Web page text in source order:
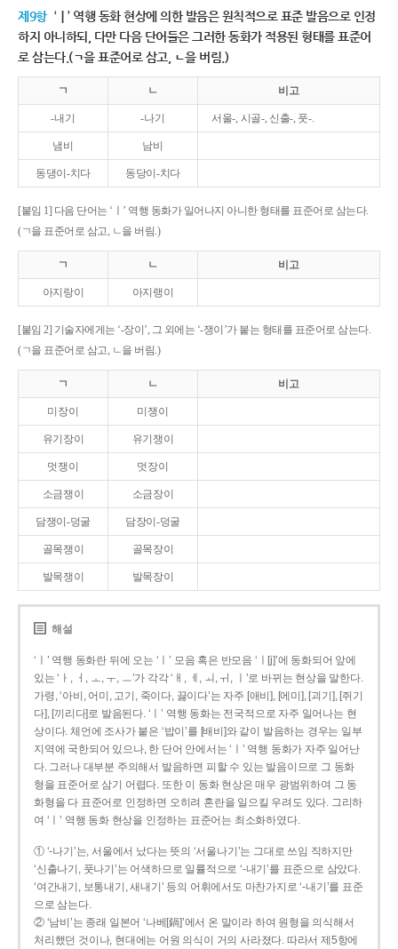
제9항 ‘ㅣ’ 역행 동화 현상에 의한 발음은 원칙적으로 표준 발음으로 인정
하지 아니하되, 다만 다음 단어들은 그러한 동화가 적용된 형태를 표준어
로 삼는다.(ㄱ을 표준어로 삼고, ㄴ을 버림.)
ㄱ ㄴ 비고
-내기 -나기 서울-, 시골-, 신출-, 풋-.
냄비 남비
동댕이-치다 동당이-치다
[붙임 1] 다음 단어는 ‘ㅣ’ 역행 동화가 일어나지 아니한 형태를 표준어로 삼는다.
(ㄱ을 표준어로 삼고, ㄴ을 버림.)
ㄱ ㄴ 비고
아지랑이 아지랭이
[붙임 2] 기술자에게는 ‘-장이’, 그 외에는 ‘-쟁이’가 붙는 형태를 표준어로 삼는다.
(ㄱ을 표준어로 삼고, ㄴ을 버림.)
ㄱ ㄴ 비고
미장이 미쟁이
유기장이 유기쟁이
멋쟁이 멋장이
소금쟁이 소금장이
담쟁이-덩굴 담장이-덩굴
골목쟁이 골목장이
발목쟁이 발목장이
해설
‘ㅣ’ 역행 동화란 뒤에 오는 ‘ㅣ’ 모음 혹은 반모음 ‘ㅣ[j]’에 동화되어 앞에
있는 ‘ㅏ, ㅓ, ㅗ, ㅜ, ㅡ’가 각각 ‘ㅐ, ㅔ, ㅚ, ㅟ, ㅣ’로 바뀌는 현상을 말한다.
가령, ‘아비, 어미, 고기, 죽이다, 끓이다’는 자주 [애비], [에미], [괴기], [쥐기
다], [끼리다]로 발음된다. ‘ㅣ’ 역행 동화는 전국적으로 자주 일어나는 현
상이다. 체언에 조사가 붙은 ‘밥이’를 [배비]와 같이 발음하는 경우는 일부
지역에 국한되어 있으나, 한 단어 안에서는 ‘ㅣ’ 역행 동화가 자주 일어난
다. 그러나 대부분 주의해서 발음하면 피할 수 있는 발음이므로 그 동화
형을 표준어로 삼기 어렵다. 또한 이 동화 현상은 매우 광범위하여 그 동
화형을 다 표준어로 인정하면 오히려 혼란을 일으킬 우려도 있다. 그리하
여 ‘ㅣ’ 역행 동화 현상을 인정하는 표준어는 최소화하였다.
① ‘-나기’는, 서울에서 났다는 뜻의 ‘서울나기’는 그대로 쓰임 직하지만
‘신출나기, 풋나기’는 어색하므로 일률적으로 ‘-내기’를 표준으로 삼았다.
‘여간내기, 보통내기, 새내기’ 등의 어휘에서도 마찬가지로 ‘-내기’를 표준
으로 삼는다.
② ‘남비’는 종래 일본어 ‘나베[鍋]’에서 온 말이라 하여 원형을 의식해서
처리했던 것이나, 현대에는 어원 의식이 거의 사라졌다. 따라서 제5항에